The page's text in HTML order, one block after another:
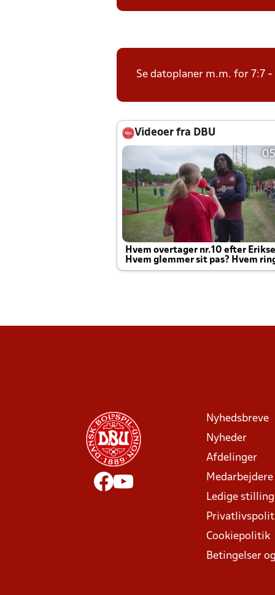
Se datoplaner m.m. for 7:7
Videoer fra DBU
Hvem overtager nr.10 efter
Hvem glemmer sit pas? Hvem
Joachim altid til efter kampe?
Nyhedsbreve
Nyheder
Afdelinger
Medarbejdere
Ledige
Cookiepolitik
Betingelser